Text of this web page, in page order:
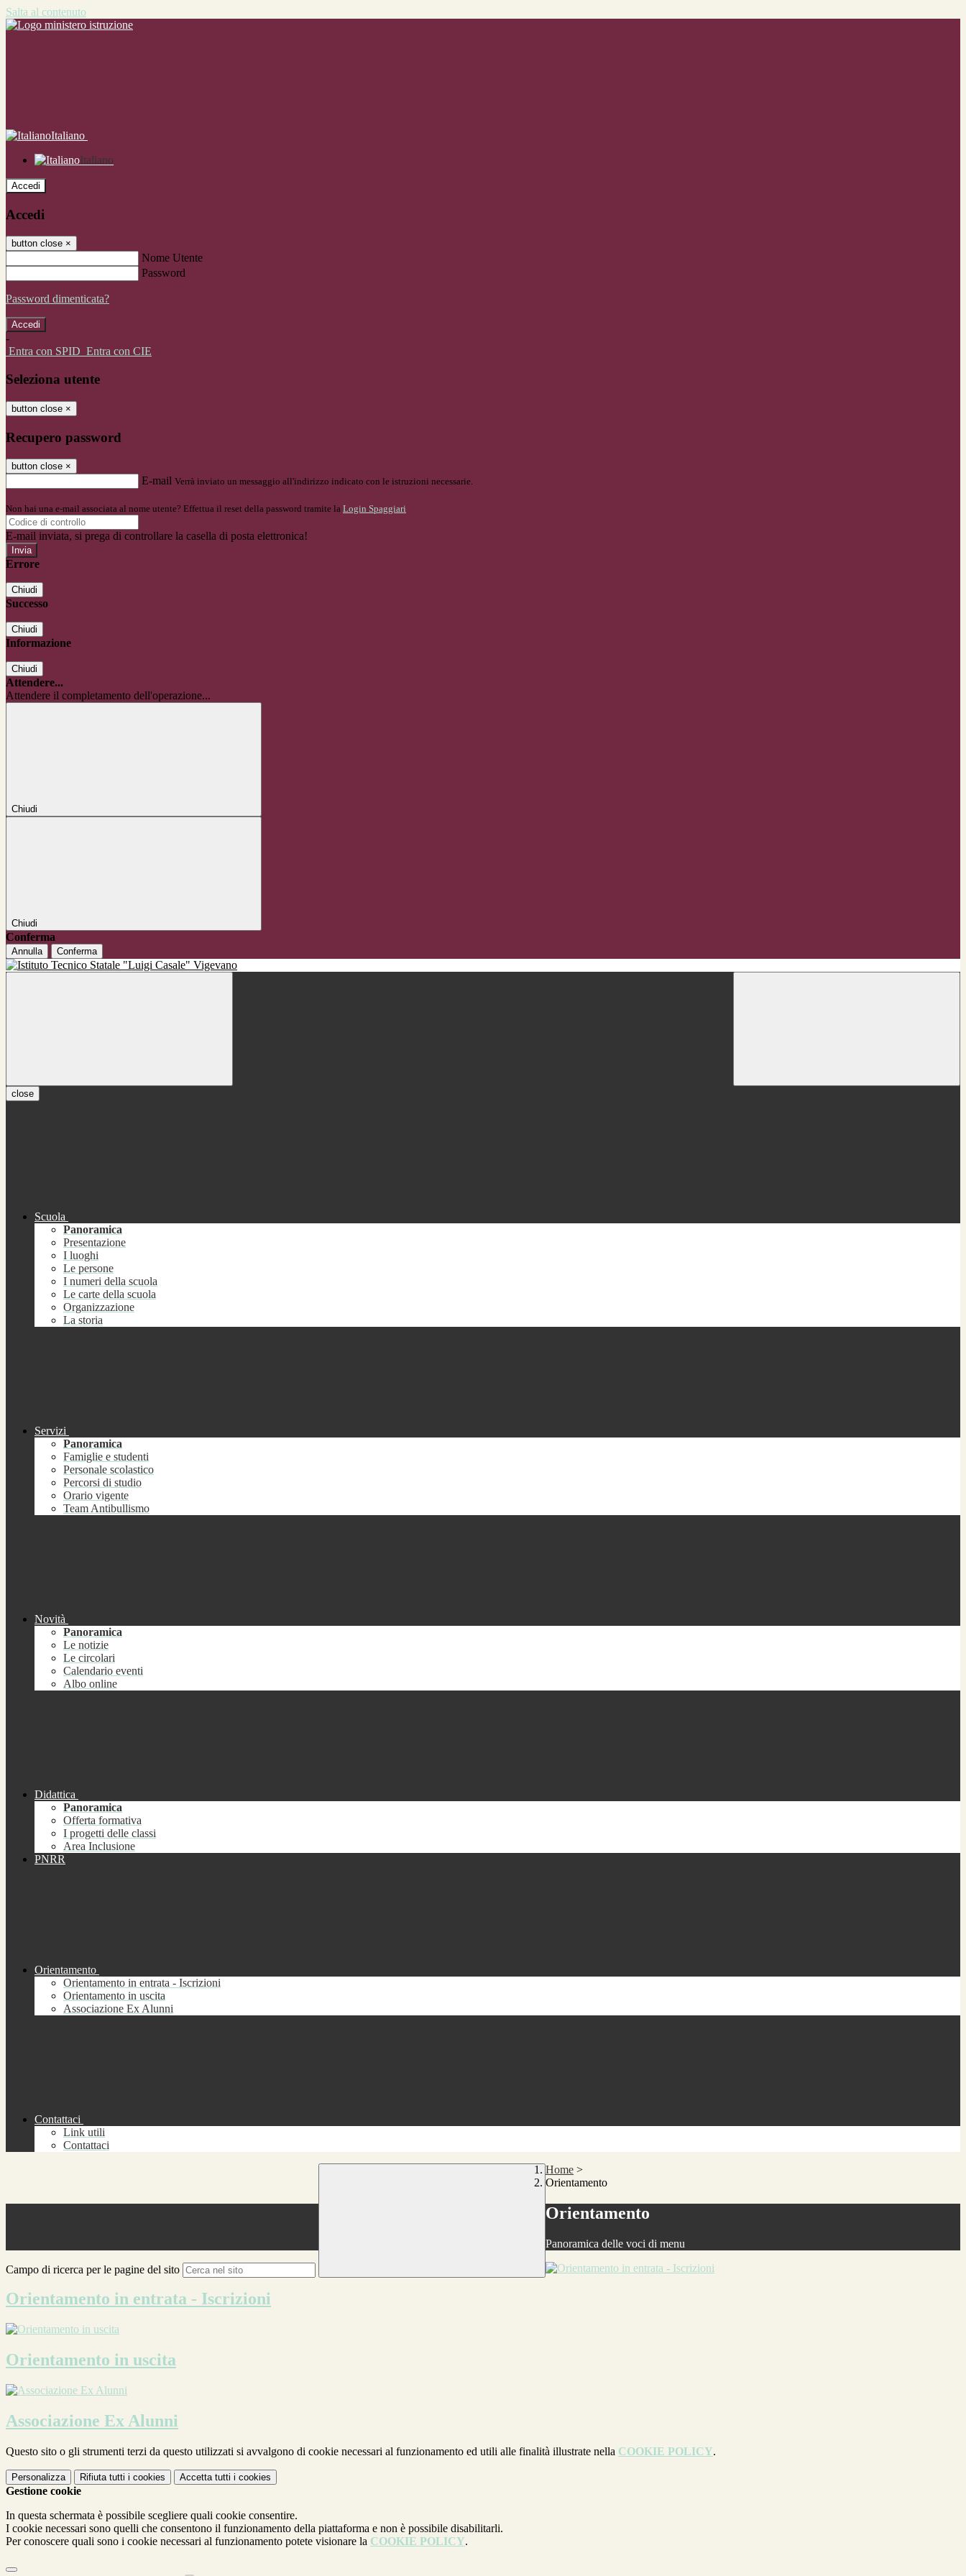
Salta al contenuto
Italiano
Italiano
Accedi
Accedi
button close ×
Nome Utente
Password
Password dimenticata?
-
Entra con SPID Entra con CIE
Seleziona utente
button close ×
Recupero password
button close ×
E-mail Verrà inviato un messaggio all'indirizzo indicato con le istruzioni necessarie.
Non hai una e-mail associata al nome utente? Effettua il reset della password tramite la Login Spaggiari
E-mail inviata, si prega di controllare la casella di posta elettronica!
Errore
Chiudi
Successo
Chiudi
Informazione
Chiudi
Attendere...
Attendere il completamento dell'operazione...
Chiudi
Chiudi
Conferma
Annulla Conferma
close
Scuola
Panoramica
Presentazione
I luoghi
Le persone
I numeri della scuola
Le carte della scuola
Organizzazione
La storia
Servizi
Panoramica
Famiglie e studenti
Personale scolastico
Percorsi di studio
Orario vigente
Team Antibullismo
Novità
Panoramica
Le notizie
Le circolari
Calendario eventi
Albo online
Didattica
Panoramica
Offerta formativa
I progetti delle classi
Area Inclusione
PNRR
Orientamento
Orientamento in entrata - Iscrizioni
Orientamento in uscita
Associazione Ex Alunni
Contattaci
Link utili
Contattaci
Campo di ricerca per le pagine del sito
Home >
Orientamento
Orientamento
Panoramica delle voci di menu
Orientamento in entrata - Iscrizioni
Orientamento in uscita
Associazione Ex Alunni
Questo sito o gli strumenti terzi da questo utilizzati si avvalgono di cookie necessari al funzionamento ed utili alle finalità illustrate nella COOKIE POLICY.
Personalizza Rifiuta tutti i cookies Accetta tutti i cookies
Gestione cookie
In questa schermata è possibile scegliere quali cookie consentire.
I cookie necessari sono quelli che consentono il funzionamento della piattaforma e non è possibile disabilitarli.
Per conoscere quali sono i cookie necessari al funzionamento potete visionare la COOKIE POLICY.